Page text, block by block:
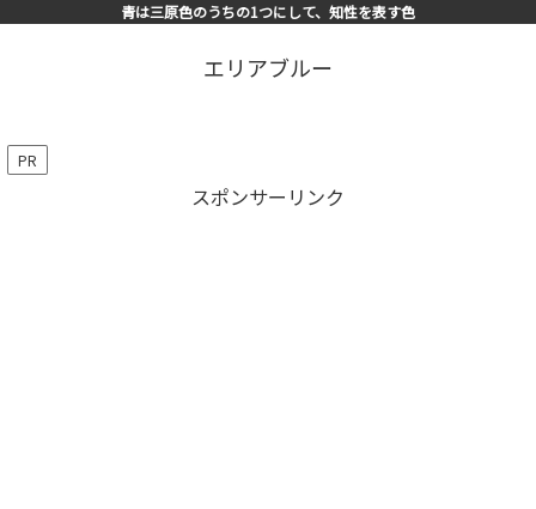
青は三原色のうちの1つにして、知性を表す色
エリアブルー
PR
スポンサーリンク